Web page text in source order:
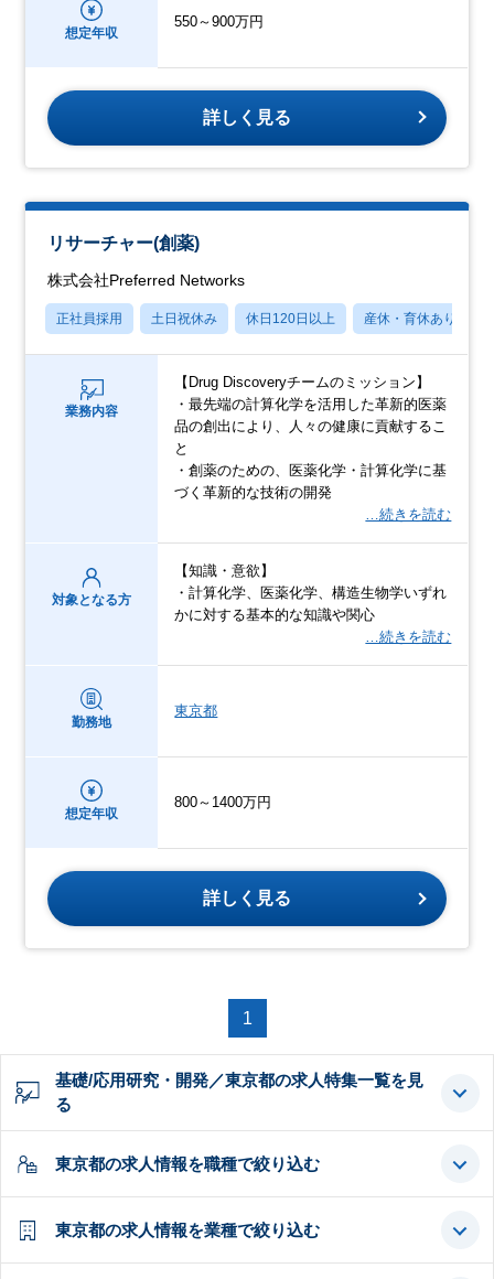
想定年収
550～900万円
詳しく見る
リサーチャー(創薬)
株式会社Preferred Networks
正社員採用 土日祝休み 休日120日以上 産休・育休あり
業務内容
【Drug Discoveryチームのミッション】
・最先端の計算化学を活用した革新的医薬
品の創出により、人々の健康に貢献するこ
と
・創薬のための、医薬化学・計算化学に基
づく革新的な技術の開発
…続きを読む
対象となる方
【知識・意欲】
・計算化学、医薬化学、構造生物学いずれ
かに対する基本的な知識や関心
…続きを読む
勤務地
東京都
想定年収
800～1400万円
詳しく見る
1
基礎/応用研究・開発／東京都の求人特集一覧を見
る
東京都の求人情報を職種で絞り込む
東京都の求人情報を業種で絞り込む